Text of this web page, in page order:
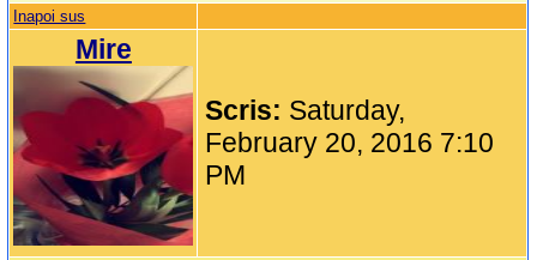
Inapoi sus
Mire
Scris: Saturday,
February 20, 2016 7:10
PM